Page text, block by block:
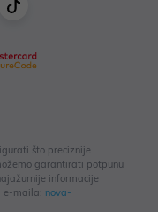
što preciznije
garantirati potpunu
informacije
e-maila: nova-